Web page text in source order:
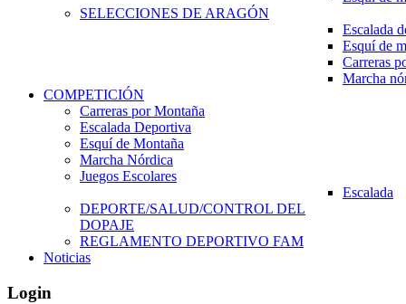
SELECCIONES DE ARAGÓN
Escalada
Esquí de
Carreras
Marcha
COMPETICIÓN
Carreras por Montaña
Escalada Deportiva
Esquí de Montaña
Marcha Nórdica
Juegos Escolares
Escalada
DEPORTE/SALUD/CONTROL DEL
DOPAJE
REGLAMENTO DEPORTIVO FAM
Noticias
Login